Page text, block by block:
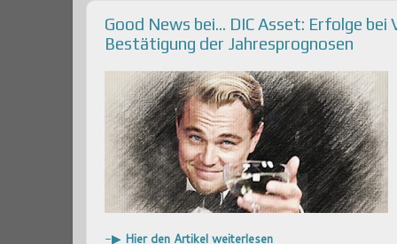
Good News bei... DIC Asset: Erfolge
Bestätigung der Jahresprognosen
-▶ Hier den Artikel weiterlesen